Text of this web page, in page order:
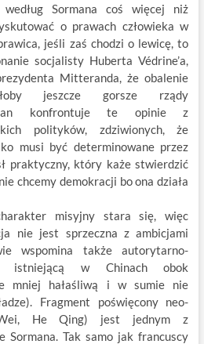
Sormana coś więcej niż
o prawach człowieka w
jeśli zaś chodzi o lewicę, to
socjalisty Huberta Védrine’a,
Mitteranda, że obalenie
jeszcze gorsze rządy
konfrontuje te opinie z
polityków, zdziwionych, że
musi być determinowane przez
praktyczny, który każe stwierdzić
chcemy demokracji bo ona działa
misyjny stara się, więc
nie jest sprzeczna z ambicjami
wspomina także autorytarno-
istniejącą w Chinach obok
mniej hałaśliwą i w sumie nie
Fragment poświęcony neo-
Wei, He Qing) jest jednym z
Sormana. Tak samo jak francuscy